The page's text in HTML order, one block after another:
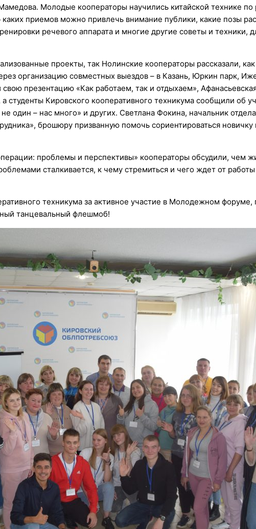
Молодые кооператоры научились китайской технике
приемов можно привлечь внимание публики, какие позы
речевого аппарата и многие другие советы и техники,
проекты, так Нолинские кооператоры рассказали,
организацию совместных выездов – в Казань, Юркин парк,
презентацию «Как работаем, так и отдыхаем»,
а студенты Кировского кооперативного техникума сообщили об
один – нас много» и других. Светлана Фокина, начальник
брошюру призванную помочь сориентироваться
проблемы и перспективы» кооператоры обсудили, чем
сталкивается, к чему стремиться и чего ждет от
техникума за активное участие в Молодежном
танцевальный флешмоб!